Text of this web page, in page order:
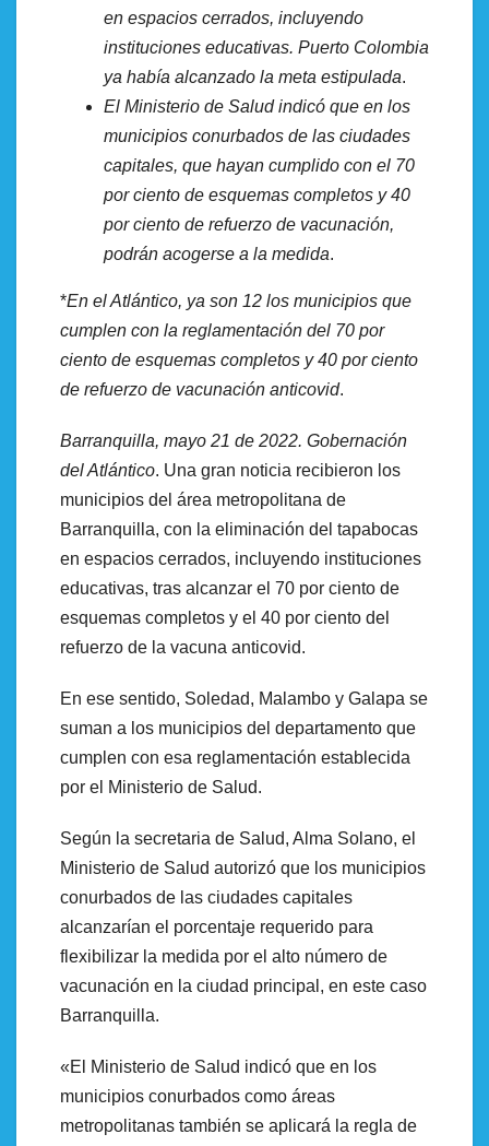
en espacios cerrados, incluyendo
instituciones educativas. Puerto Colombia
ya había alcanzado la meta estipulada.
El Ministerio de Salud indicó que en los
municipios conurbados de las ciudades
capitales, que hayan cumplido con el 70
por ciento de esquemas completos y 40
por ciento de refuerzo de vacunación,
podrán acogerse a la medida.
*En el Atlántico, ya son 12 los municipios que
cumplen con la reglamentación del 70 por
ciento de esquemas completos y 40 por ciento
de refuerzo de vacunación anticovid.
Barranquilla, mayo 21 de 2022. Gobernación
del Atlántico. Una gran noticia recibieron los
municipios del área metropolitana de
Barranquilla, con la eliminación del tapabocas
en espacios cerrados, incluyendo instituciones
educativas, tras alcanzar el 70 por ciento de
esquemas completos y el 40 por ciento del
refuerzo de la vacuna anticovid.
En ese sentido, Soledad, Malambo y Galapa se
suman a los municipios del departamento que
cumplen con esa reglamentación establecida
por el Ministerio de Salud.
Según la secretaria de Salud, Alma Solano, el
Ministerio de Salud autorizó que los municipios
conurbados de las ciudades capitales
alcanzarían el porcentaje requerido para
flexibilizar la medida por el alto número de
vacunación en la ciudad principal, en este caso
Barranquilla.
«El Ministerio de Salud indicó que en los
municipios conurbados como áreas
metropolitanas también se aplicará la regla de